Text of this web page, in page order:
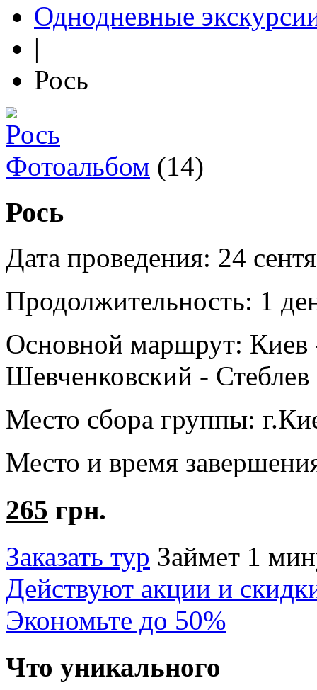
Однодневные
|
Рось
Фотоальбом (14)
Рось
Дата проведения: 24
Продолжительность: 1
Основной маршрут: Киев
Шевченковский -
Место сбора группы:
Место и время
265 грн.
Заказать тур Займет 1
Действуют акции и
Экономьте до 50%
Что уникального